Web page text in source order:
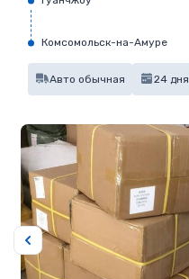
Комсомольск-на-Амуре
Авто обычная 24 дня